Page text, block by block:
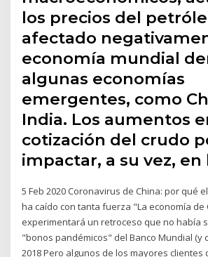
los precios del
afectado
economía mundial
algunas economías
emergentes, como
India. Los aumentos
cotización del crudo
impactar, a su vez, en
5 Feb 2020 Coronavirus de China: por qué
ha caído con tanta fuerza "La economía de
experimentará un retroceso que no había
"bonos pandémicos" del Banco Mundial (y
2018 Pero algunos de los mayores clientes